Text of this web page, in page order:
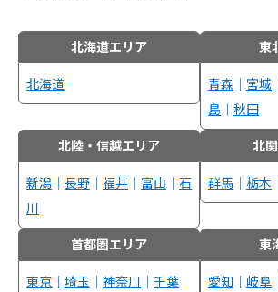
北海道エリア
北海道
東
青森 ｜ 宮城
島 ｜ 秋田
北陸・信越エリア
新潟 ｜ 長野 ｜ 福井 ｜ 富山 ｜ 石
川
北
群馬 ｜ 栃木
首都圏エリア
東京 ｜ 埼玉 ｜ 神奈川 ｜ 千葉
東
愛知 ｜ 岐阜